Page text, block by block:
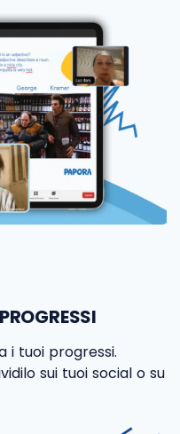
i tuoi progressi.
sui tuoi social o su